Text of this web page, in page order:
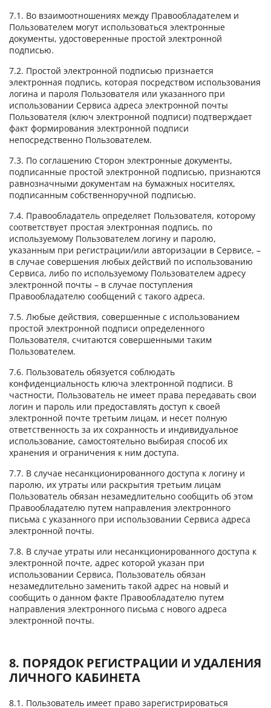
7.1. Во взаимоотношениях между Правообладателем и
Пользователем могут использоваться электронные
документы, удостоверенные простой электронной
подписью.
7.2. Простой электронной подписью признается
электронная подпись, которая посредством использования
логина и пароля Пользователя или указанного при
использовании Сервиса адреса электронной почты
Пользователя (ключ электронной подписи) подтверждает
факт формирования электронной подписи
непосредственно Пользователем.
7.3. По соглашению Сторон электронные документы,
подписанные простой электронной подписью, признаются
равнозначными документам на бумажных носителях,
подписанным собственноручной подписью.
7.4. Правообладатель определяет Пользователя, которому
соответствует простая электронная подпись, по
используемому Пользователем логину и паролю,
указанным при регистрации/или авторизации в Сервисе, –
в случае совершения любых действий по использованию
Сервиса, либо по используемому Пользователем адресу
электронной почты – в случае поступления
Правообладателю сообщений с такого адреса.
7.5. Любые действия, совершенные с использованием
простой электронной подписи определенного
Пользователя, считаются совершенными таким
Пользователем.
7.6. Пользователь обязуется соблюдать
конфиденциальность ключа электронной подписи. В
частности, Пользователь не имеет права передавать свои
логин и пароль или предоставлять доступ к своей
электронной почте третьим лицам, и несет полную
ответственность за их сохранность и индивидуальное
использование, самостоятельно выбирая способ их
хранения и ограничения к ним доступа.
7.7. В случае несанкционированного доступа к логину и
паролю, их утраты или раскрытия третьим лицам
Пользователь обязан незамедлительно сообщить об этом
Правообладателю путем направления электронного
письма с указанного при использовании Сервиса адреса
электронной почты.
7.8. В случае утраты или несанкционированного доступа к
электронной почте, адрес которой указан при
использовании Сервиса, Пользователь обязан
незамедлительно заменить такой адрес на новый и
сообщить о данном факте Правообладателю путем
направления электронного письма с нового адреса
электронной почты.
8. ПОРЯДОК РЕГИСТРАЦИИ И УДАЛЕНИЯ
ЛИЧНОГО КАБИНЕТА
8.1. Пользователь имеет право зарегистрироваться